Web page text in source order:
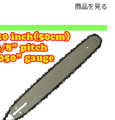
商品を見る